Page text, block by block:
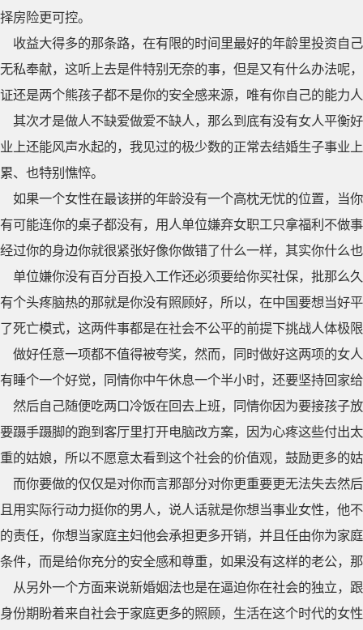
择房险更可控。
收益大得多的那条路，在有限的时间里最好的年龄里投资自
无私奉献，这听上去是件特别无奈的事，但是又有什么办法呢
证还是两个熊孩子都不是你的安全感来源，唯有你自己的能力
其次才是做人不缺爱做爱不缺人，那么到底有没有女人平衡
业上还能风声水起的，我见过的极少数的正常去结婚生子事业
累、也特别憔悴。
如果一个女性在最该拼的年龄没有一个高枕无忧的位置，当
有可能连你的桌子都没有，用人单位嫌弃女职工只拿福利不做
经过你的身边你就很紧张好像你做错了什么一样，其实你什么
单位嫌你没有百分百投入工作还必须要给你买社保，批那么
有个头疼脑热的那就是你没有照顾好，所以，在中国要想当好
了死亡模式，这两件事都是在社会不公平的前提下挑战人体极
做好任意一项都不值得被夸奖，然而，同时做好这两项的女
有睡个一个好觉，同情你中午休息一个半小时，还要坚持回家
然后自己随便吃两口冷饭在回去上班，同情你因为要接孩子
要蹑手蹑脚的跑到客厅里打开电脑改方案，因为心疼这些付出
重的姑娘，所以不愿意太看到这个社会的价值观，鼓励更多的
而你要做的仅仅是对你而言那部分对你更重要更无法失去然
且用实际行动力挺你的男人，说人话就是你想当事业女性，他
的责任，你想当家庭主妇他会承担更多开销，并且任由你为家
条件，而是给你充分的安全感和尊重，如果没有这样的老公，
从另外一个方面来说新婚姻法也是在逼迫你在社会的独立，
身份期盼着来自社会于家庭更多的照顾，生活在这个时代的女